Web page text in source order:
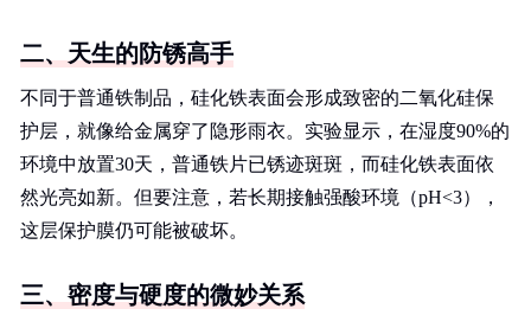
二、天生的防锈高手
不同于普通铁制品，硅化铁表面会形成致密的二氧化硅保
护层，就像给金属穿了隐形雨衣。实验显示，在湿度90%的
环境中放置30天，普通铁片已锈迹斑斑，而硅化铁表面依
然光亮如新。但要注意，若长期接触强酸环境（pH<3），
这层保护膜仍可能被破坏。
三、密度与硬度的微妙关系